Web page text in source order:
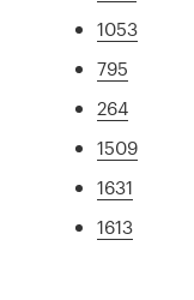
1053
795
264
1509
1631
1613